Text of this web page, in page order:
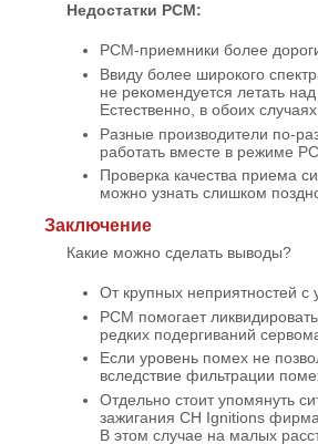
Недостатки PCM:
PCM-приемники более
Ввиду более широкого
не рекомендуется летать
Естественно, в обоих
Разные производители по-
работать вместе в режиме
Проверка качества приема
можно узнать слишком
Заключение
Какие можно сделать выводы?
От крупных неприятностей с
PCM помогает
редких подергиваний
Если уровень помех не
вследствие фильтрации
Отдельно стоит упомянуть
зажигания CH Ignitions
В этом случае на малых